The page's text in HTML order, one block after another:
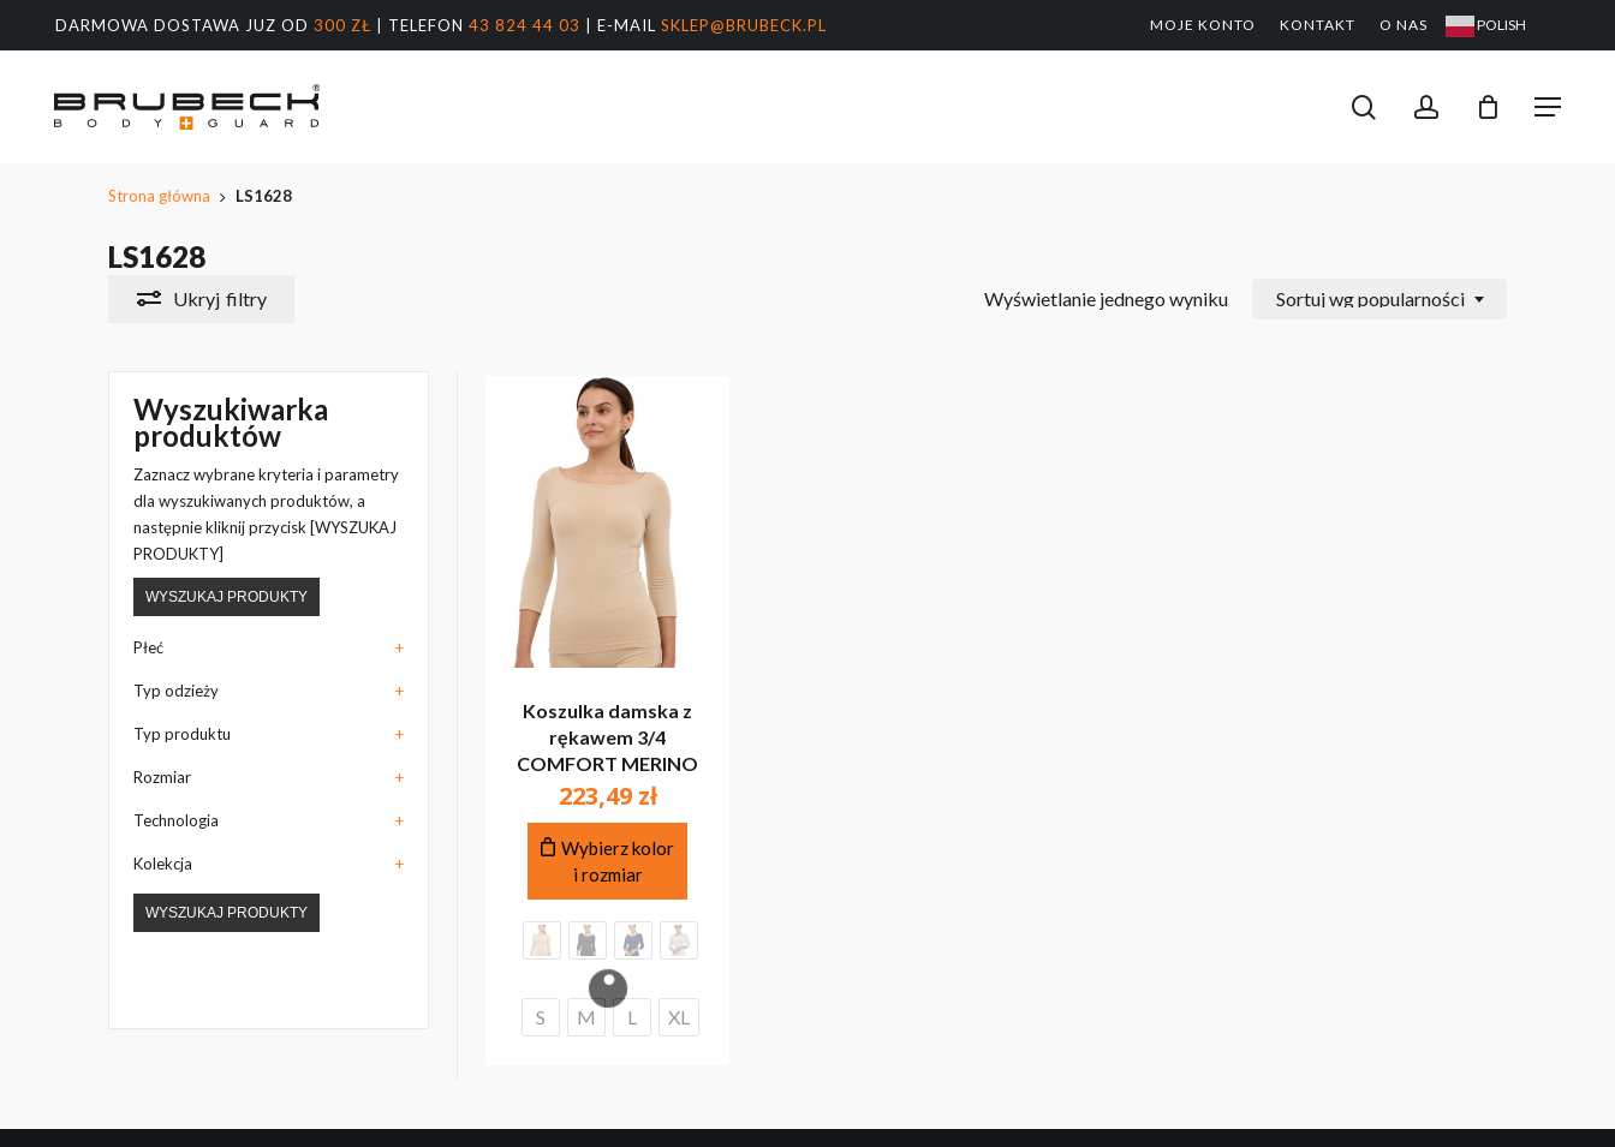
głównej
DARMOWA DOSTAWA JUZ OD 300 ZŁ | TELEFON 43 824 44 03 | E-MAIL SKLEP@BRUBECK.PL MOJE KONTO KONTAKT O NAS POLISH
Menu
searchaccount
Koszyk CLOSE
Strona główna LS1628
LS1628
Ukryj filtry Wyświetlanie jednego wyniku Sortuj wg popularności
Wyszukiwarka
produktów
Zaznacz wybrane kryteria i parametry
dla wyszukiwanych produktów, a
następnie kliknij przycisk [WYSZUKAJ
PRODUKTY]
WYSZUKAJ PRODUKTY
Płeć +
Typ odzieży +
Typ produktu +
Rozmiar +
Technologia +
Kolekcja +
WYSZUKAJ PRODUKTY
Koszulka damska z
rękawem 3/4
COMFORT MERINO
223,49 zł
Wybierz kolor
i rozmiar
wariantów.
Opcje
wybrać
S M L XL